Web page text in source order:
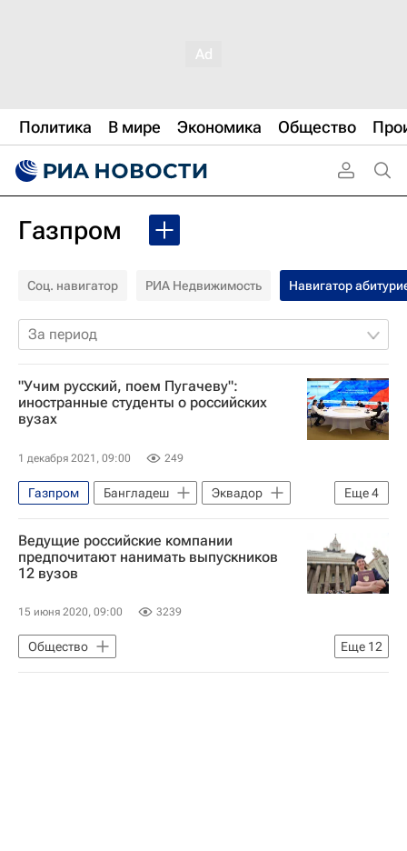
Политика В мире Экономика Общество
Газпром
Соц. навигатор РИА Недвижимость Навигатор
За период
"Учим русский, поем Пугачеву":
иностранные студенты о российских
вузах
1 декабря 2021, 09:00 249
Еще4
Газпром Бангладеш
Эквадор
РУДН
Навигатор абитуриента
Ведущие российские компании
предпочитают нанимать выпускников
12 вузов
15 июня 2020, 09:00 3239
Еще 12
Общество
Государственная корпорация по атомной энергии "Росатом"